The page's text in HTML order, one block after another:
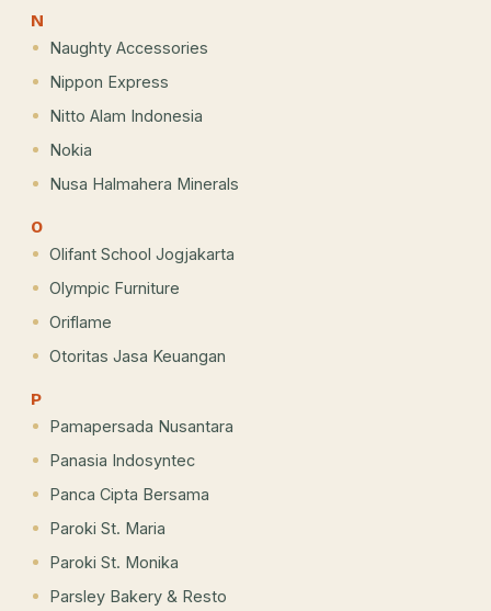
N
Naughty Accessories
Nippon Express
Nitto Alam Indonesia
Nokia
Nusa Halmahera Minerals
O
Olifant School Jogjakarta
Olympic Furniture
Oriflame
Otoritas Jasa Keuangan
P
Pamapersada Nusantara
Panasia Indosyntec
Panca Cipta Bersama
Paroki St. Maria
Paroki St. Monika
Parsley Bakery & Resto